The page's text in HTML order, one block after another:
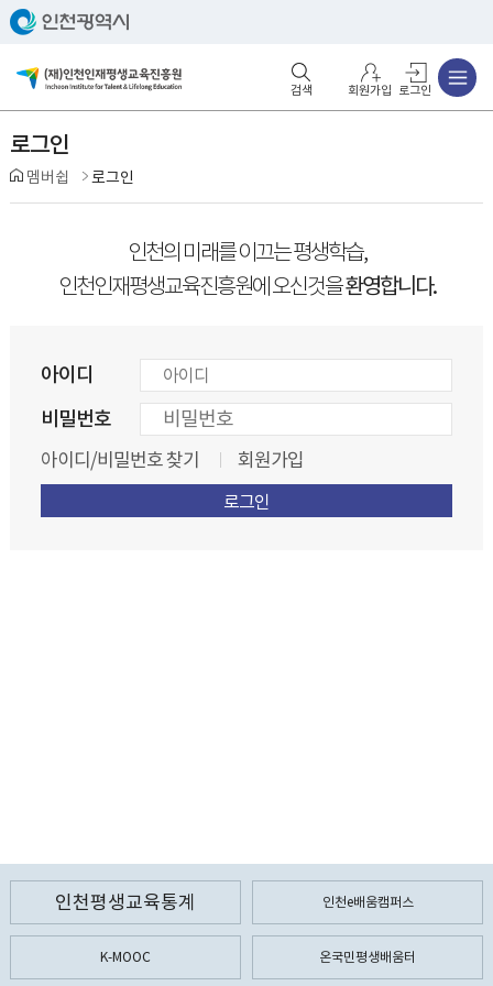
회원가입 로그인
로그인
멤버쉽 로그인
인천의 미래를 이끄는 평생학습,
인천인재평생교육진흥원에 오신것을환영합니다.
아이디
비밀번호
아이디/비밀번호 찾기 회원가입
인천평생교육통계 인천e배움캠퍼스
K-MOOC 온국민평생배움터